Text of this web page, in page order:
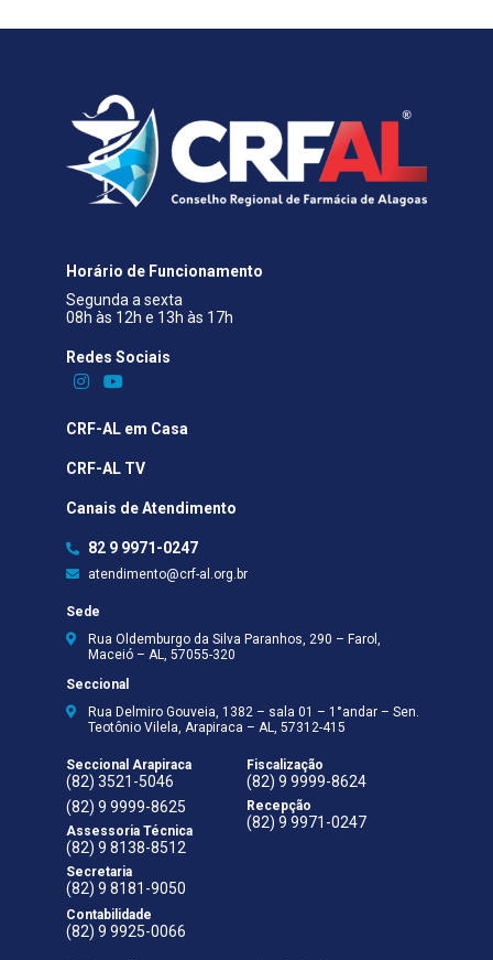
Horário de Funcionamento
Segunda a sexta
08h às 12h e 13h às 17h
Redes Sociais​
CRF-AL em Casa
CRF-AL TV
Canais de Atendimento
82 9 9971-0247
atendimento@crf-al.org.br
Sede
Rua Oldemburgo da Silva Paranhos, 290 – Farol,
Maceió – AL, 57055-320
Seccional
Rua Delmiro Gouveia, 1382 – sala 01 – 1°andar – Sen.
Teotônio Vilela, Arapiraca – AL, 57312-415
Seccional Arapiraca
(82) 3521-5046
(82) 9 9999-8625
Assessoria Técnica
(82) 9 8138-8512
Secretaria
(82) 9 8181-9050
Contabilidade
(82) 9 9925-0066
Fiscalização
(82) 9 9999-8624
Recepção
(82) 9 9971-0247